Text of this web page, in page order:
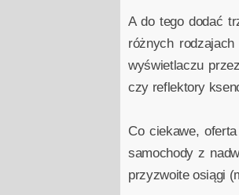
A do tego dodać
różnych
wyświetlaczu
czy reflektory
Co ciekawe,
samochody z
przyzwoite osiągi